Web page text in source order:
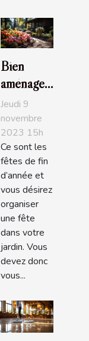
Bien
aménager
son jardin
: comment
s'y
prendre ?
Jeudi 9
novembre
2023 15h
Ce sont les
fêtes de fin
d’année et
vous désirez
organiser
une fête
dans votre
jardin. Vous
devez donc
vous...